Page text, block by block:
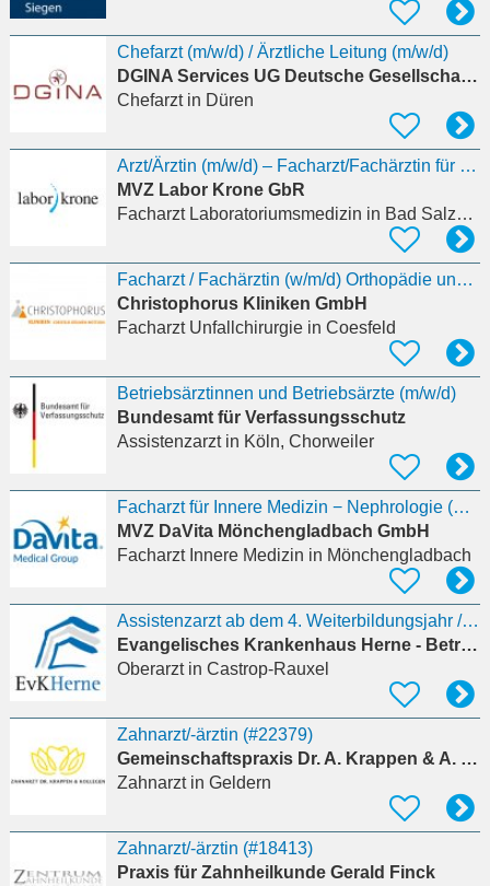
Chefarzt (m/w/d) / Ärztliche Leitung (m/w/d)
DGINA Services UG Deutsche Gesellschaft Interdisziplinäre Notfall- und Akutmedi
Chefarztin Düren
Arzt/Ärztin (m/w/d) – Facharzt/Fachärztin für Laboratoriumsmedizin oder Mikrobiologie,
MVZ Labor Krone GbR
Facharzt Laboratoriumsmedizin in Bad Salzuflen
Facharzt / Fachärztin (w/m/d) Orthopädie und Unfallchirurgie für unser SPZ
Christophorus Kliniken GmbH
Facharzt Unfallchirurgiein Coesfeld
Betriebsärztinnen und Betriebsärzte (m/w/d)
Bundesamt für Verfassungsschutz
Assistenzarztin Köln, Chorweiler
Facharzt für Innere Medizin − Nephrologie (m/w/d)
MVZ DaVita Mönchengladbach GmbH
Facharzt Innere Medizin in Mönchengladbach
Assistenzarzt ab dem 4. Weiterbildungsjahr / Facharzt / Oberarzt (m/w/d)
Evangelisches Krankenhaus Herne - Betriebsstelle Herne - Verwaltung
Oberarztin Castrop-Rauxel
Zahnarzt/-ärztin (#22379)
Gemeinschaftspraxis Dr. A. Krappen & A. Krappen
Zahnarztin Geldern
Zahnarzt/-ärztin (#18413)
Praxis für Zahnheilkunde Gerald Finck